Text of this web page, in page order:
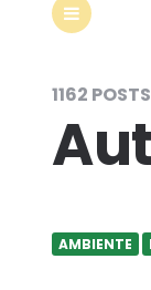
1162
AMBIENTE